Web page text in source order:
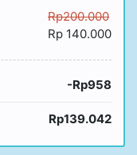
Rp200.000
Rp 140.000
-Rp958
Rp139.042